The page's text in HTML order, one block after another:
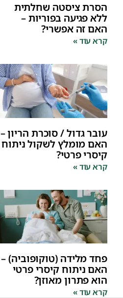
הסרת ציסטה שחלתית
ללא פגיעה בפוריות –
האם זה אפשרי?
קרא עוד »
עובר גדול / סוכרת הריון –
האם מומלץ לשקול ניתוח
קיסרי פרטי?
קרא עוד »
פחד מלידה (טוקופוביה) –
האם ניתוח קיסרי פרטי
הוא פתרון מאוזן?
קרא עוד »